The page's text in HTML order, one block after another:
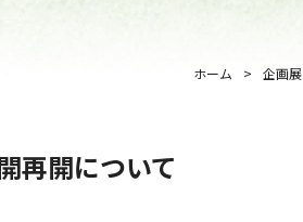
ホーム 企画展
再開について